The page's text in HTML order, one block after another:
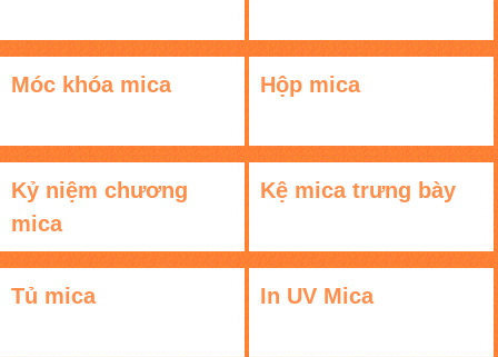
Móc khóa mica Hộp mica
Kỷ niệm chương
mica
Kệ mica trưng bày
Tủ mica In UV Mica